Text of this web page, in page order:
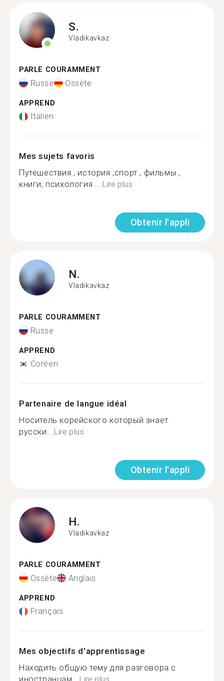
S.
Vladikavkaz
PARLE COURAMMENT
Russe Ossète
APPREND
Italien
Mes sujets favoris
Путешествия , история ,спорт , фильмы ,
книги, психология ...Lire plus
Obtenir l'appli
N.
Vladikavkaz
PARLE COURAMMENT
Russe
APPREND
Coréen
Partenaire de langue idéal
Носитель корейского который знает
русски...Lire plus
Obtenir l'appli
H.
Vladikavkaz
PARLE COURAMMENT
Ossète Anglais
APPREND
Français
Mes objectifs d'apprentissage
Находить общую тему для разговора с